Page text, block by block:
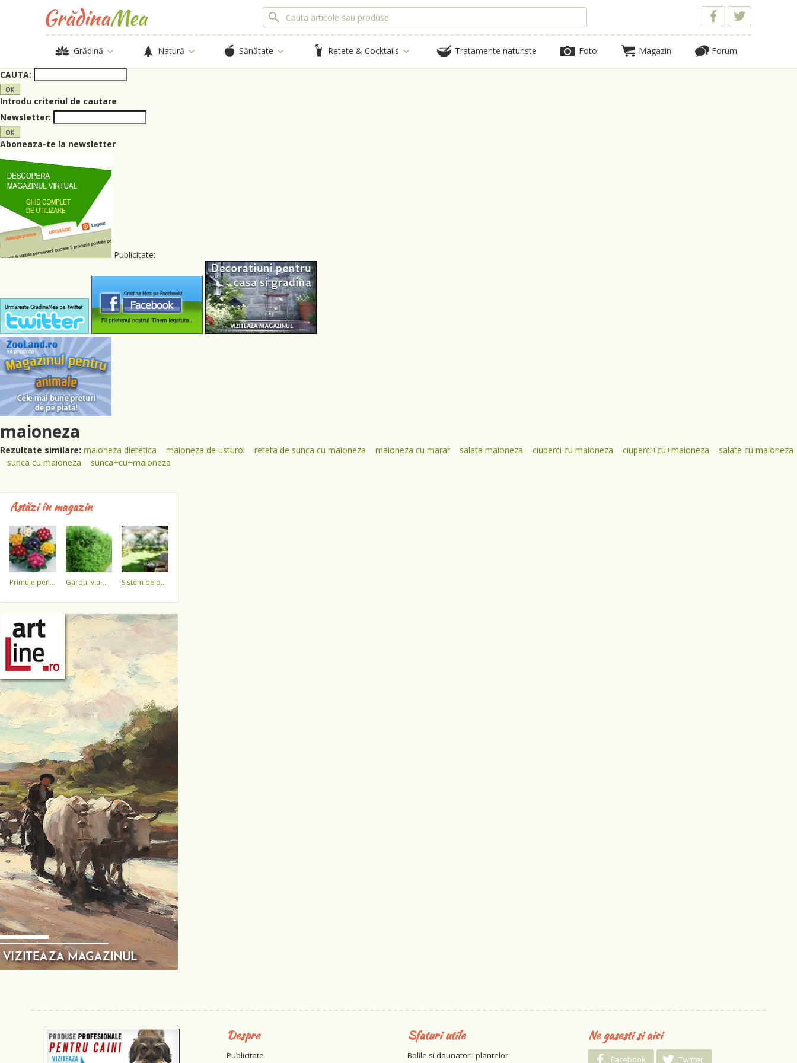
Grădină Natură Sănătate Retete & Cocktails Tratamente naturiste Foto Magazin Forum
CAUTA:
Introdu criteriul de cautare
Newsletter:
Aboneaza-te la newsletter
Publicitate:
maioneza
Rezultate similare: maioneza dietetica maioneza de usturoi reteta de sunca cu maioneza maioneza cu marar salata maioneza ciuperci cu maioneza ciuperci+cu+maioneza
salate cu maioneza
sunca cu maioneza
sunca+cu+maioneza
Astăzi în magazin
primule pentru 1 martie 3,5 lei / ghiveci !!!! gardul viu-minune! sistem de pulverizare a apei
Despre
Publicitate
Sfaturi utile
Bolile si daunatorii plantelor
Ne gasesti si aici
Facebook Twitter